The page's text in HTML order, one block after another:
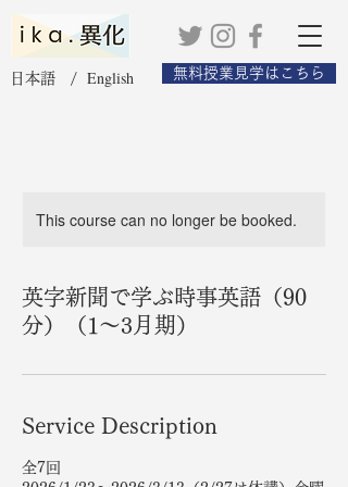
日本語 / English 無料授業見学はこちら
This course can no longer be booked.
英字新聞で学ぶ時事英語（90
分）（1〜3月期）
Service Description
全7回